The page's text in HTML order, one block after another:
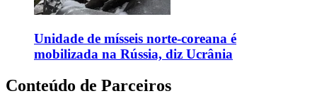
Unidade de mísseis norte-coreana é
mobilizada na Rússia, diz Ucrânia
Conteúdo de Parceiros